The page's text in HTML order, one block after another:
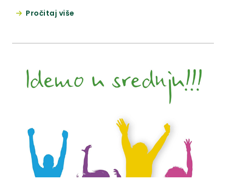
komunalno gospodarstvo i javne potrebe daje
Pročitaj više